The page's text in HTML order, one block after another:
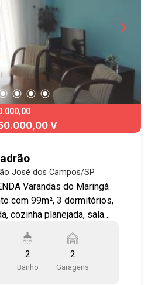
Pão de Açúcar e Dia, além
do Shopping Jardim
infraestrutura completa
fácil acesso a serviços e
fácil ao Anel Viário e à
além de vias rápidas
regiões da cidade.
#varanda #MaxximoResort
V
José dos Campos/SP
Maringá
com 99m², 3 dormitórios,
cozinha planejada, sala
2 vagas de garagem,
banheiro social, lavabo e
2
Banho
2
Garagens